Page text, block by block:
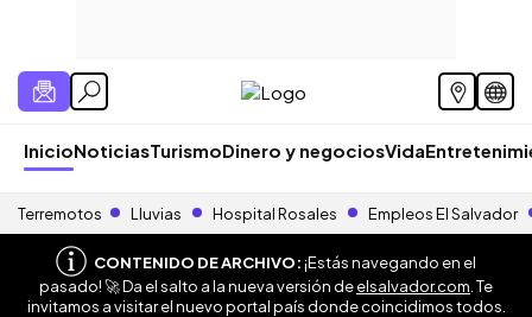
InicioNoticiasTurismoDinero y negociosVida
Terremotos Lluvias Hospital Rosales Empleos El Salvador
CONTENIDO DE ARCHIVO:¡Estás navegando en el
pasado! 🚀 Da el salto a la nueva versión deelsalvador.com . Te
invitamos a visitar el nuevo portal país donde coincidimos todos.